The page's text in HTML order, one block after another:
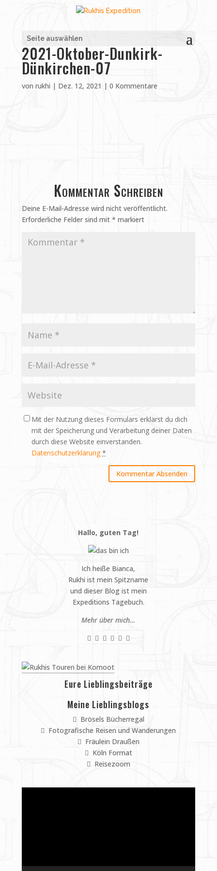
Seite auswählen
2021-Oktober-Dunkirk-
Dünkirchen-07
von rukhi | Dez. 12, 2021 | 0 Kommentare
Kommentar Schreiben
Deine E-Mail-Adresse wird nicht veröffentlicht.
Erforderliche Felder sind mit * markiert
Mit der Nutzung dieses Formulars erklärst du dich
mit der Speicherung und Verarbeitung deiner Daten
durch diese Website einverstanden.
Datenschutzerklärung *
Hallo, guten Tag!
Ich heiße Bianca,
Rukhi ist mein Spitzname
und dieser Blog ist mein
Expeditions Tagebuch.
Mehr über mich…
Eure Lieblingsbeiträge
Meine Lieblingsblogs
Brösels Bücherregal
Fotografische Reisen und Wanderungen
Fräulein Draußen
Köln Format
Reisezoom